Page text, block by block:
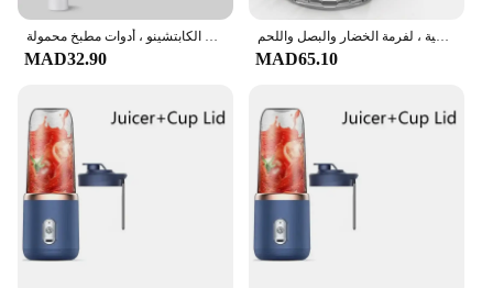
محرض زبد الحليب الكهربائي اللاسلكي ، مخفق القهوة ، مضرب البيض المحمول باليد ، محفز رغوة الكابتشينو ، أدوات مطبخ محمولة USB
MAD32.90
مفرمة كهربائية صغيرة محمولة ، محضرة طعام لاسلكية ، لفرمة الخضار والبصل واللحم
MAD65.10